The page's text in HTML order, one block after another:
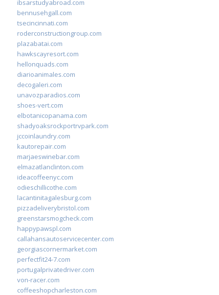
ibsarstudyabroad.com
bennusehgall.com
tsecincinnati.com
roderconstructiongroup.com
plazabatai.com
hawkscayresort.com
hellonquads.com
diarioanimales.com
decogaleri.com
unavozparadios.com
shoes-vert.com
elbotanicopanama.com
shadyoaksrockportrvpark.com
jccoinlaundry.com
kautorepair.com
marjaeswinebar.com
elmazatlanclinton.com
ideacoffeenyc.com
odieschillicothe.com
lacantinitagalesburg.com
pizzadeliverybristol.com
greenstarsmogcheck.com
happypawspl.com
callahansautoservicecenter.com
georgiascornermarket.com
perfectfit24-7.com
portugalprivatedriver.com
von-racer.com
coffeeshopcharleston.com